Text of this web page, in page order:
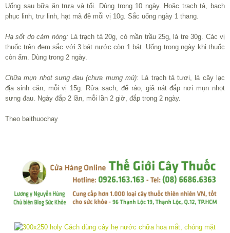
Uống sau bữa ăn trưa và tối. Dùng trong 10 ngày. Hoặc trạch tả, bạch
phục linh, trư linh, hạt mã đề mỗi vị 10g. Sắc uống ngày 1 thang.
Hạ sốt do cảm nóng:
Lá trạch tả 20g, cỏ mần trầu 25g, lá tre 30g. Các vị
thuốc trên đem sắc với 3 bát nước còn 1 bát. Uống trong ngày khi thuốc
còn ấm. Dùng trong 2 ngày.
Chữa mụn nhọt sưng đau (chưa mưng mủ): Lá trạch tả tươi, lá cây lạc
địa sinh căn, mỗi vị 15g. Rửa sạch, để ráo, giã nát đắp nơi mụn nhọt
sưng đau. Ngày đắp 2 lần, mỗi lần 2 giờ, đắp trong 2 ngày.
Theo baithuochay